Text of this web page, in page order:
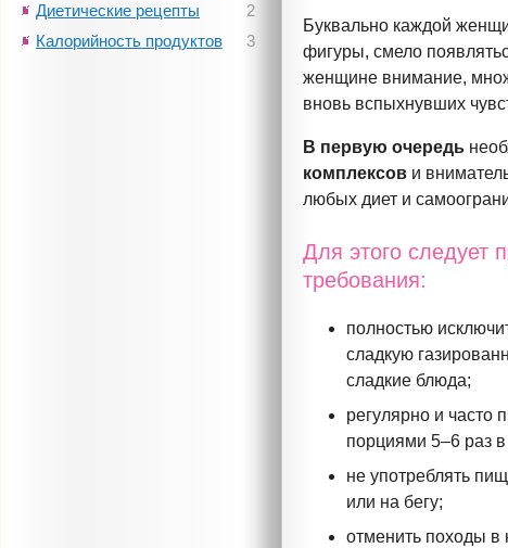
Буквально каждой
фигуры, смело
женщине внимание,
вновь вспыхнувших
В первую очередь
комплексов и
любых диет и
Для этого следует
требования:
полностью
сладкую
сладкие блюда;
регулярно и часто
порциями5–6 раз
не употреблять
или на бегу;
отменить походы в
2
Диетические рецепты
3
Калорийность продуктов